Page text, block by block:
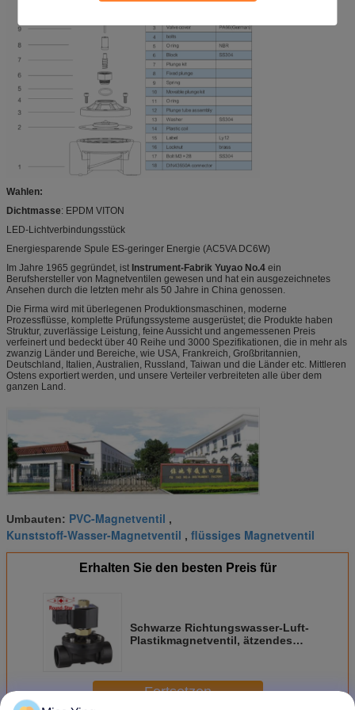
Wahlen:
Dichtmasse: EPDM VITON
LED-Lichtverbindungsstück
Energiesparende Spule ES-geringer Energie (AC5VA DC6W)
Im Jahre 1965 gegründet, ist Instrument-Fabrik Yuyao No.4 ein
Berufshersteller von Magnetventilen gewesen und hat ein ausgezeichnetes
Ansehen durch die letzten mehr als 50 Jahre in China genossen.
Die Firma wird mit überlegenen Produktionsmaschinen, moderne
Prozessflüsse, komplette Prüfungssysteme ausgerüstet; die Produkte haben
Struktur, zuverlässige Leistung, feine Aussicht und angemessenen Preis
verfeinert und bedeckt über 40 Reihe und 3000 Spezifikationen, die in mehr als
zwanzig Länder und Bereiche, wie USA, Frankreich, Großbritannien,
Deutschland, Italien, Australien, Russland, Taiwan und die Länder etc. Mittleren
Ostens exportiert werden, und unsere Verteiler verbreiteten alle über dem
ganzen Land.
Umbauten: PVC-Magnetventil ,
Kunststoff-Wasser-Magnetventil , flüssiges Magnetventil
Erhalten Sie den besten Preis für
Schwarze Richtungswasser-Luft-
Plastikmagnetventil, ätzendes
Fortsetzen